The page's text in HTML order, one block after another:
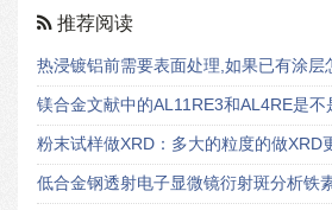
推荐阅读
热浸镀铝前需要表面处理,如果已有涂层
镁合金文献中的AL11RE3和AL4RE是不
粉末试样做XRD：多大的粒度的做XRD
低合金钢透射电子显微镜衍射斑分析铁